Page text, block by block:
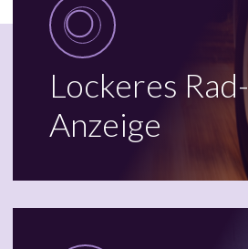
Lockeres Rad-
Anzeige